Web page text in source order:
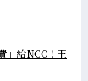
」給NCC！王